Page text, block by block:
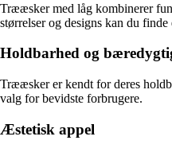
Trææsker med låg kombinerer
størrelser og designs kan du
Holdbarhed og
Trææsker er kendt for deres
valg for bevidste forbrugere.
Æstetisk appel